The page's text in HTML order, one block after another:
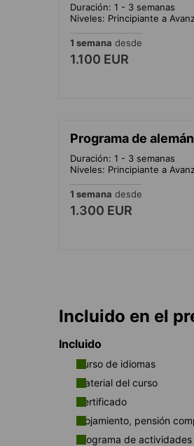
Duración: 1 - 3 semanas
Niveles: Principiante a
1 semana desde
1.100 EUR
Programa de
Duración: 1 - 3 semanas
Niveles: Principiante a
1 semana desde
1.300 EUR
Incluido en el
Incluido
Curso de idiomas
Material del curso
Certificado
Alojamiento, pensión
Programa de actividades